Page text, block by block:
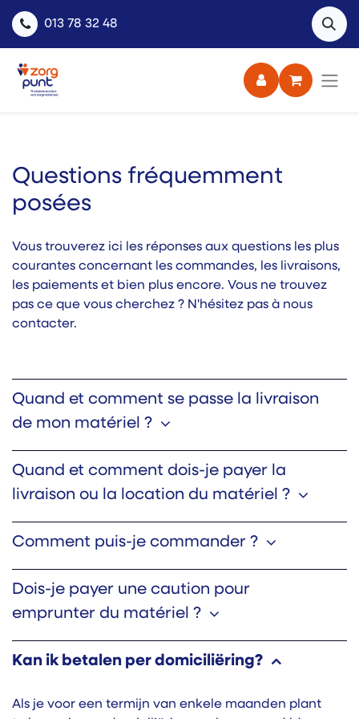
013 78 32 48
Questions fréquemment
posées
Vous trouverez ici les réponses aux questions les plus
courantes concernant les commandes, les livraisons,
les paiements et bien plus encore. Vous ne trouvez
pas ce que vous cherchez ? N'hésitez pas à nous
contacter.
Quand et comment se passe la livraison
de mon matériel ?
Quand et comment dois-je payer la
livraison ou la location du matériel ?
Comment puis-je commander ?
Dois-je payer une caution pour
emprunter du matériel ?
Kan ik betalen per domiciliëring?
Als je voor een termijn van enkele maanden plant